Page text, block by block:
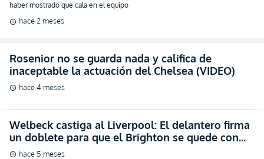
haber mostrado que cala en el equipo
schedule hace 2 meses
Rosenior no se guarda nada y califica de
inaceptable la actuación del Chelsea (VIDEO)
schedule hace 4 meses
Welbeck castiga al Liverpool: El delantero firma
un doblete para que el Brighton se quede con
los tres puntos (VIDEO)
schedule hace 5 meses